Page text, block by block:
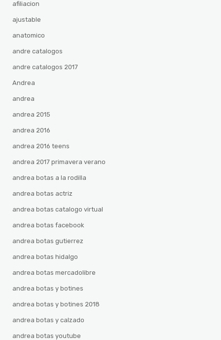
afiliacion
ajustable
anatomico
andre catalogos
andre catalogos 2017
Andrea
andrea
andrea 2015
andrea 2016
andrea 2016 teens
andrea 2017 primavera verano
andrea botas a la rodilla
andrea botas actriz
andrea botas catalogo virtual
andrea botas facebook
andrea botas gutierrez
andrea botas hidalgo
andrea botas mercadolibre
andrea botas y botines
andrea botas y botines 2018
andrea botas y calzado
andrea botas youtube